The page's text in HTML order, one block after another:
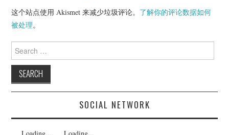
这个站点使用 Akismet 来减少垃圾评论。 了解你的评论数据如何
被处理。
Search
for:
SOCIAL NETWORK